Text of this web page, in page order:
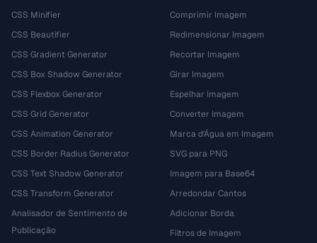
CSS Minifier
CSS Beautifier
CSS Gradient Generator
CSS Box Shadow Generator
CSS Flexbox Generator
CSS Grid Generator
CSS Animation Generator
CSS Border Radius Generator
CSS Text Shadow Generator
CSS Transform Generator
Analisador de Sentimento de
Publicação
Comprimir Imagem
Redimensionar Imagem
Recortar Imagem
Girar Imagem
Espelhar Imagem
Converter Imagem
Marca d'Água em Imagem
SVG para PNG
Imagem para Base64
Arredondar Cantos
Adicionar Borda
Filtros de Imagem